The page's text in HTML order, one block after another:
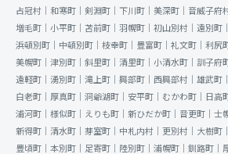
占冠村｜ 和寒町｜ 剣淵町｜ 下川町｜ 美深町｜ 音威子府
増毛町｜ 小平町｜ 苫前町｜ 羽幌町｜ 初山別村｜ 遠別町｜
浜頓別町｜ 中頓別町｜ 枝幸町｜ 豊富町｜ 礼文町｜ 利尻
美幌町｜ 津別町｜ 斜里町｜ 清里町｜ 小清水町｜ 訓子府
遠軽町｜ 湧別町｜ 滝上町｜ 興部町｜ 西興部村｜ 雄武町｜
白老町｜ 厚真町｜ 洞爺湖町｜ 安平町｜ むかわ町｜ 日高
浦河町｜ 様似町｜ えりも町｜ 新ひだか町｜ 音更町｜ 士
新得町｜ 清水町｜ 芽室町｜ 中札内村｜ 更別村｜ 大樹町｜
豊頃町｜ 本別町｜ 足寄町｜ 陸別町｜ 浦幌町｜ 釧路町｜